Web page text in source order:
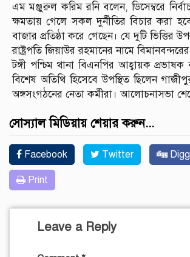
এম মঞ্জুরুল করিম রনি বলেন, ডিসেম্বরে
ক্ষমতায় গেলে সকল দুর্নীতির বিচার করা হবে
বাজার প্রতিষ্ঠা করে গেছেন। যে দুটি ভিত্তির
রাষ্ট্রপতি জিয়াউর রহমানের নামে
টঙ্গী পশ্চিম থানা বিএনপির আহ্বায়ক
বিশেষ অতিথি হিসেবে উপস্থিত ছিলেন
অঙ্গসংগঠনের নেতা কর্মীরা। আলোচনাসভা
সোস্যাল মিডিয়ায় শেয়ার করুন...
Facebook Twitter Digg
Print
Leave a Reply